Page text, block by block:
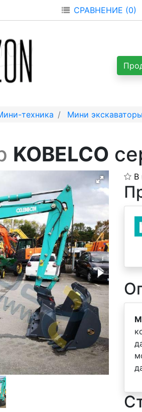
СРАВНЕНИЕ (0)
техника Мини экскаваторы
KOBELCO
В